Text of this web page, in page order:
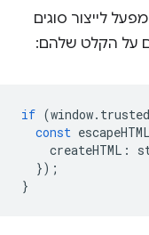
לייצור סוגים
הקלט שלהם:
if (window.
const
createHTML